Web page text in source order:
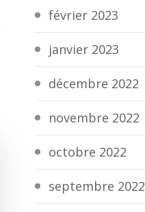
février 2023
janvier 2023
décembre 2022
novembre 2022
octobre 2022
septembre 2022